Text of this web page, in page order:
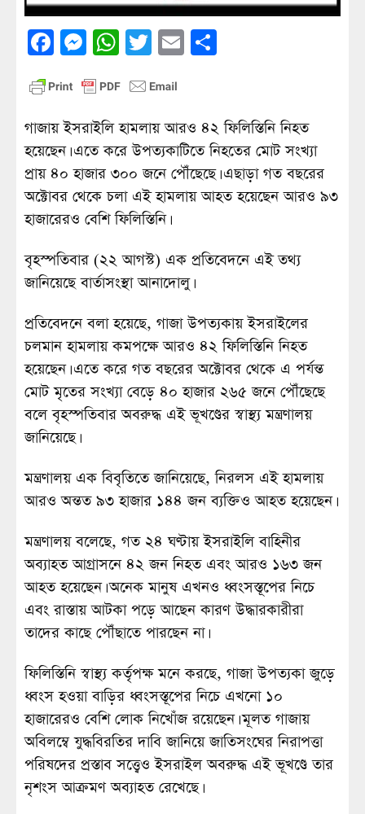
Facebook
Messenger
WhatsApp
Twitter
Email
গাজায় ইসরাইলি হামলায় আরও ৪২ ফিলিস্তিনি নিহত
হয়েছেন। এতে করে উপত্যকাটিতে নিহতের মোট সংখ্যা
প্রায় ৪০ হাজার ৩০০ জনে পৌঁছেছে। এছাড়া গত বছরের
অক্টোবর থেকে চলা এই হামলায় আহত হয়েছেন আরও ৯৩
হাজারেরও বেশি ফিলিস্তিনি।
বৃহস্পতিবার (২২ আগস্ট) এক প্রতিবেদনে এই তথ্য
জানিয়েছে বার্তাসংস্থা আনাদোলু।
প্রতিবেদনে বলা হয়েছে, গাজা উপত্যকায় ইসরাইলের
চলমান হামলায় কমপক্ষে আরও ৪২ ফিলিস্তিনি নিহত
হয়েছেন। এতে করে গত বছরের অক্টোবর থেকে এ পর্যন্ত
মোট মৃতের সংখ্যা বেড়ে ৪০ হাজার ২৬৫ জনে পৌঁছেছে
বলে বৃহস্পতিবার অবরুদ্ধ এই ভূখণ্ডের স্বাস্থ্য মন্ত্রণালয়
জানিয়েছে।
মন্ত্রণালয় এক বিবৃতিতে জানিয়েছে, নিরলস এই হামলায়
আরও অন্তত ৯৩ হাজার ১৪৪ জন ব্যক্তিও আহত হয়েছেন।
মন্ত্রণালয় বলেছে, গত ২৪ ঘণ্টায় ইসরাইলি বাহিনীর
অব্যাহত আগ্রাসনে ৪২ জন নিহত এবং আরও ১৬৩ জন
আহত হয়েছেন। অনেক মানুষ এখনও ধ্বংসস্তূপের নিচে
এবং রাস্তায় আটকা পড়ে আছেন কারণ উদ্ধারকারীরা
তাদের কাছে পৌঁছাতে পারছেন না।
ফিলিস্তিনি স্বাস্থ্য কর্তৃপক্ষ মনে করছে, গাজা উপত্যকা জুড়ে
ধ্বংস হওয়া বাড়ির ধ্বংসস্তূপের নিচে এখনো ১০
হাজারেরও বেশি লোক নিখোঁজ রয়েছেন। মূলত গাজায়
অবিলম্বে যুদ্ধবিরতির দাবি জানিয়ে জাতিসংঘের নিরাপত্তা
পরিষদের প্রস্তাব সত্ত্বেও ইসরাইল অবরুদ্ধ এই ভূখণ্ডে তার
নৃশংস আক্রমণ অব্যাহত রেখেছে।